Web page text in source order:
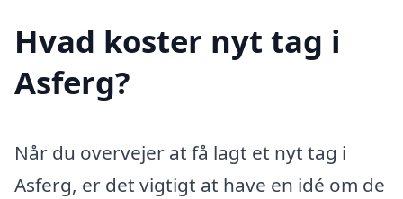
Hvad koster nyt tag i
Asferg?
Når du overvejer at få lagt et nyt tag i
Asferg, er det vigtigt at have en idé om de